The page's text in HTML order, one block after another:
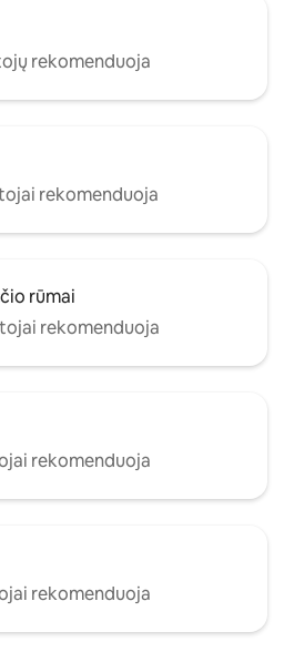
rekomenduoja
rekomenduoja
rūmai
rekomenduoja
rekomenduoja
rekomenduoja